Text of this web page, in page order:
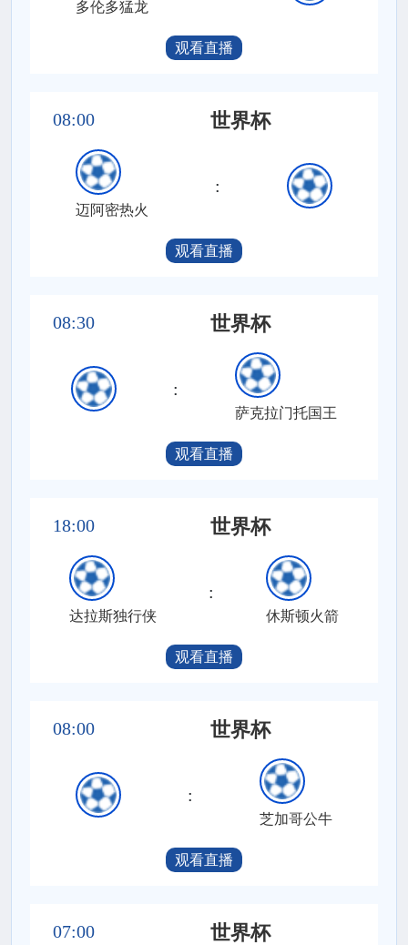
多伦多猛龙
观看直播
08:00 世界杯
迈阿密热火
:
观看直播
08:30 世界杯
:
萨克拉门托国王
观看直播
18:00 世界杯
达拉斯独行侠
:
休斯顿火箭
观看直播
08:00 世界杯
:
芝加哥公牛
观看直播
07:00 世界杯